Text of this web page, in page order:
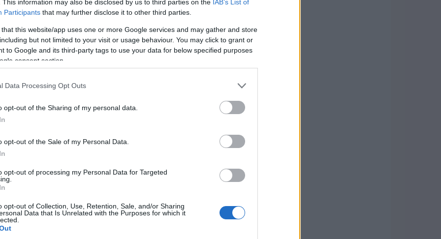
This information may also be disclosed by us to third parties on the IAB’s List of
Participants that may further disclose it to other third parties.
that this website/app uses one or more Google services and may gather and store
but not limited to your visit or usage behaviour. You may click to grant or
to Google and its third-party tags to use your data for below specified purposes
consent section.
Data Processing Opt Outs
opt-out of the Sharing of my personal data.
opt-out of the Sale of my Personal Data.
opt-out of processing my Personal Data for Targeted
opt-out of Collection, Use, Retention, Sale, and/or Sharing
Data that Is Unrelated with the Purposes for which it
a contesti lavorativi, dove lo stress